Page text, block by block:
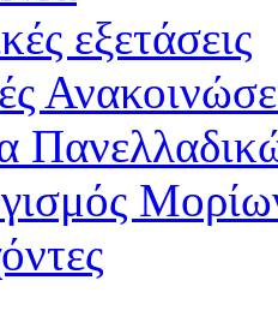
εξετάσεις